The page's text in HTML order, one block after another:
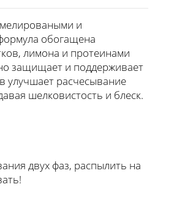
и
обогащена
лимона и протеинами
защищает и поддерживает
улучшает расчесывание
шелковистость и блеск.
двух фаз, распылить на